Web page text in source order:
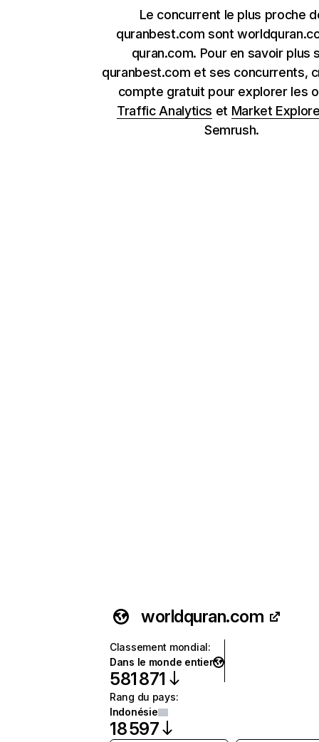
Le concurrent le plus proche
quranbest.com sont
quran.com. Pour en savoir plus
quranbest.com et ses concurrents,
compte gratuit pour explorer les
Traffic Analytics et Market
Semrush.
worldquran.com
Classement mondial:
Dans le monde entier
581 871
Rang du pays:
Indonésie
18 597